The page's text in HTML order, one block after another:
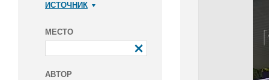
ИСТОЧНИК
МЕСТО
АВТОР